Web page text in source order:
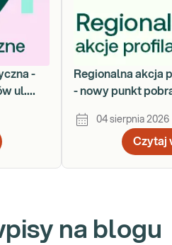
-
ul.
Regionalna akcja
- nowy punkt
04 sierpnia 2026
Czytaj
na blogu